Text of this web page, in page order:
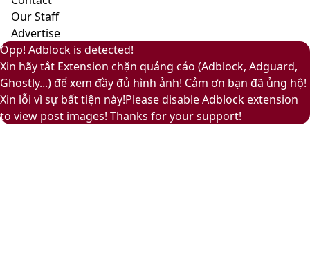
ấm
áp
Our Staff
Advertise
Facebook
X
LinkedIn
YouTube
Google
Play
Back
to
top
button
Close
Opp! Adblock is detected!
Xin hãy tắt Extension chặn quảng cáo (Adblock, Adguard,
Ghostly...) để xem đầy đủ hình ảnh! Cảm ơn bạn đã ủng hộ!
Xin lỗi vì sự bất tiện này!Please disable Adblock extension
to view post images! Thanks for your support!